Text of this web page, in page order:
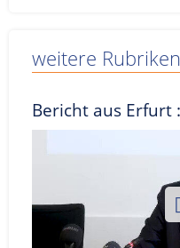
weitere Rubriken
Bericht aus Erfurt